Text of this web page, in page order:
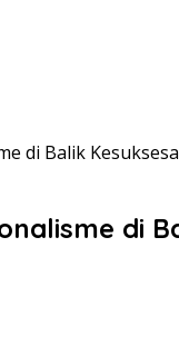
di Balik
di